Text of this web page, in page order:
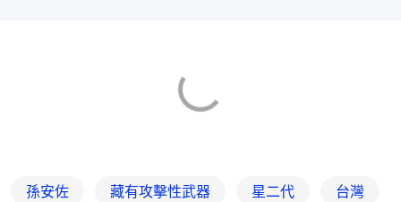
孫安佐 藏有攻擊性武器 星二代 台灣